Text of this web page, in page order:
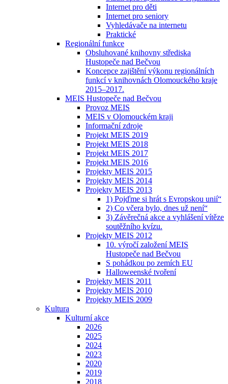
Internet pro děti
Internet pro seniory
Vyhledávače na internetu
Praktické
Regionální funkce
Obsluhované knihovny střediska
Hustopeče nad Bečvou
Koncepce zajištění výkonu regionálních
funkcí v knihovnách Olomouckého kraje
2015–2017.
MEIS Hustopeče nad Bečvou
Provoz MEIS
MEIS v Olomouckém kraji
Informační zdroje
Projekt MEIS 2019
Projekt MEIS 2018
Projekt MEIS 2017
Projekt MEIS 2016
Projekty MEIS 2015
Projekty MEIS 2014
Projekty MEIS 2013
1) Pojďme si hrát s Evropskou unií“
2) Co včera bylo, dnes už není“
3) Závěrečná akce a vyhlášení vítěze
soutěžního kvízu.
Projekty MEIS 2012
10. výročí založení MEIS
Hustopeče nad Bečvou
S pohádkou po zemích EU
Halloweenské tvoření
Projekty MEIS 2011
Projekty MEIS 2010
Projekty MEIS 2009
Kultura
Kulturní akce
2026
2025
2024
2023
2020
2019
2018